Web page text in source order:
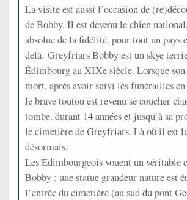
La visite est aussi l’occasion de
de Bobby. Il est devenu le chien
absolue de la fidélité, pour tout un pays
delà. Greyfriars Bobby est un skye
Édimbourg au XIXe siècle. Lorsque
mort, après avoir suivi les funérailles en
le brave toutou est revenu se coucher
tombe, durant 14 années et jusqu’à sa
le cimetière de Greyfriars. Là où il est
désormais.
Les Edimbourgeois vouent un véritable
Bobby : une statue grandeur nature est
l’entrée du cimetière (au sud du pont